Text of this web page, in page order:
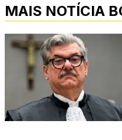
MAIS NOTÍCIA